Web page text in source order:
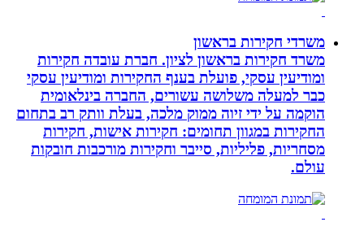
משרדי חקירות בראשון
משרד חקירות בראשון לציון. חברת עובדה חקירות
ומודיעין עסקי, פועלת בענף החקירות ומודיעין עסקי
כבר למעלה משלושה עשורים, החברה בינלאומית
הוקמה על ידי זיוה ממוק מלכה, בעלת וותק רב בתחום
החקירות במגוון תחומים: חקירות אישות, חקירות
מסחריות, פליליות, סייבר וחקירות מורכבות חובקות
עולם.